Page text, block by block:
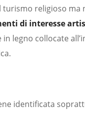
religioso ma
di interesse
legno collocate
identificata